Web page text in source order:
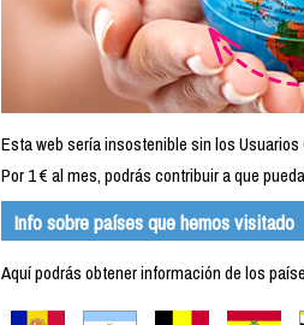
Esta web sería insostenible sin los Usuarios
Por 1 € al mes, podrás contribuir a que
Info sobre países que hemos visitado
Aquí podrás obtener información de los